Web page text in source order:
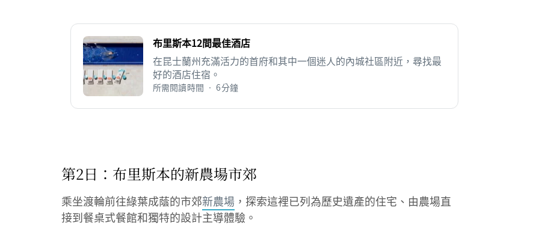
布里斯本12間最佳酒店
在昆士蘭州充滿活力的首府和其中一個迷人的內城社區附近，尋找最
好的酒店住宿。
所需閱讀時間 • 6分鐘
第2日：布里斯本的新農場市郊
乘坐渡輪前往綠葉成蔭的市郊新農場 ，探索這裡已列為歷史遺產的住宅、由農場直
接到餐桌式餐館和獨特的設計主導體驗。